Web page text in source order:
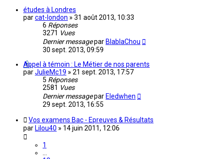
études à Londres
parcat-london » 31 août 2013, 10:33
6 Réponses
3271 Vues
Dernier messagepar BlablaChou
30 sept. 2013, 09:59
Appel à témoin : Le Métier de nos parents
parJulieMc19 » 21 sept. 2013, 17:57
5 Réponses
2581 Vues
Dernier messagepar Eledwhen
29 sept. 2013, 16:55
Vos examens Bac - Epreuves & Résultats
par Lilou40 » 14 juin 2011, 12:06
1